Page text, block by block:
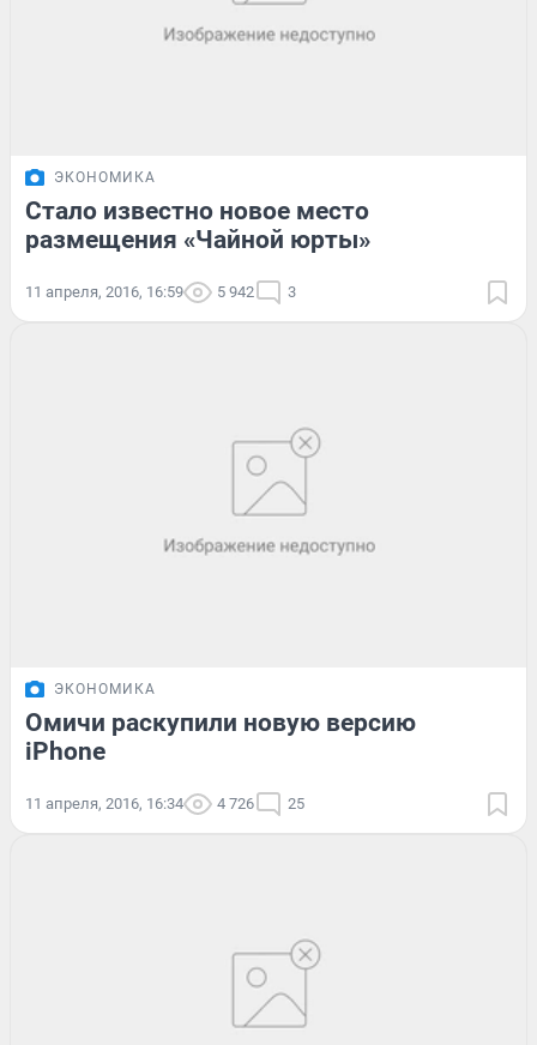
ЭКОНОМИКА
Стало известно новое место
размещения «Чайной юрты»
11 апреля, 2016, 16:59 5 942 3
ЭКОНОМИКА
Омичи раскупили новую версию
iPhone
11 апреля, 2016, 16:34 4 726 25